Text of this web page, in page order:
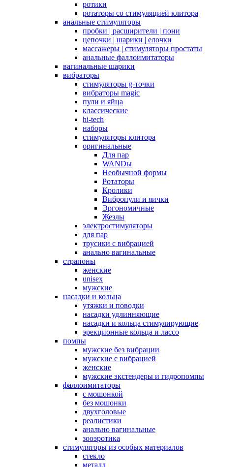
ротики
ротаторы со стимуляцией клитора
анальные стимуляторы
пробки | расширители | пони
цепочки | шарики | елочки
массажеры | стимуляторы простаты
анальные фаллоимитаторы
вагинальные шарики
вибраторы
стимуляторы g-точки
вибраторы magic
пули и яйца
классические
hi-tech
наборы
стимуляторы клитора
оригинальные
Для пар
WANDы
Необычной формы
Ротаторы
Кролики
Вибропули и яички
Эргономичные
Жезлы
электростимуляторы
для пар
трусики с вибрацией
анально вагинальные
страпоны
женские
unisex
мужские
насадки и кольца
утяжки и поводки
насадки удлинняющие
насадки и кольца стимулирующие
эрекционные кольца и лассо
помпы
мужские без вибрации
мужские с вибрацией
женские
мужские экстендеры и гидропомпы
фаллоимитаторы
с мошонкой
без мошонки
двухголовые
реалистики
анально вагинальные
зооэротика
стимуляторы из особых материалов
стекло
металл